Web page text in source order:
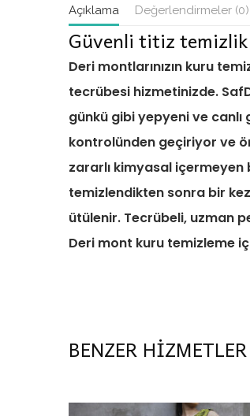
Açıklama Değerlendirmeler (0)
Güvenli titiz temizlik
Deri montlarınızın kuru
tecrübesi hizmetinizde.
günkü gibi yepyeni ve
kontrolünden geçiriyor ve
zararlı kimyasal
temizlendikten sonra bir
ütülenir. Tecrübeli, uzman
Deri mont kuru temizleme
BENZER